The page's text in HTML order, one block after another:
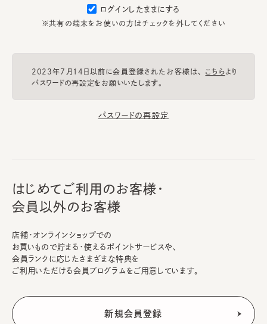
ログインしたままにする
※共有の端末をお使いの方はチェックを外してください
2023年7月14日以前に会員登録されたお客様は、 こちらより
パスワードの再設定をお願いいたします。
パスワードの再設定
はじめてご利用のお客様・
会員以外のお客様
店舗・オンラインショップでの
お買いもので貯まる・使えるポイントサービスや、
会員ランクに応じたさまざまな特典を
ご利用いただける会員プログラムをご用意しています。